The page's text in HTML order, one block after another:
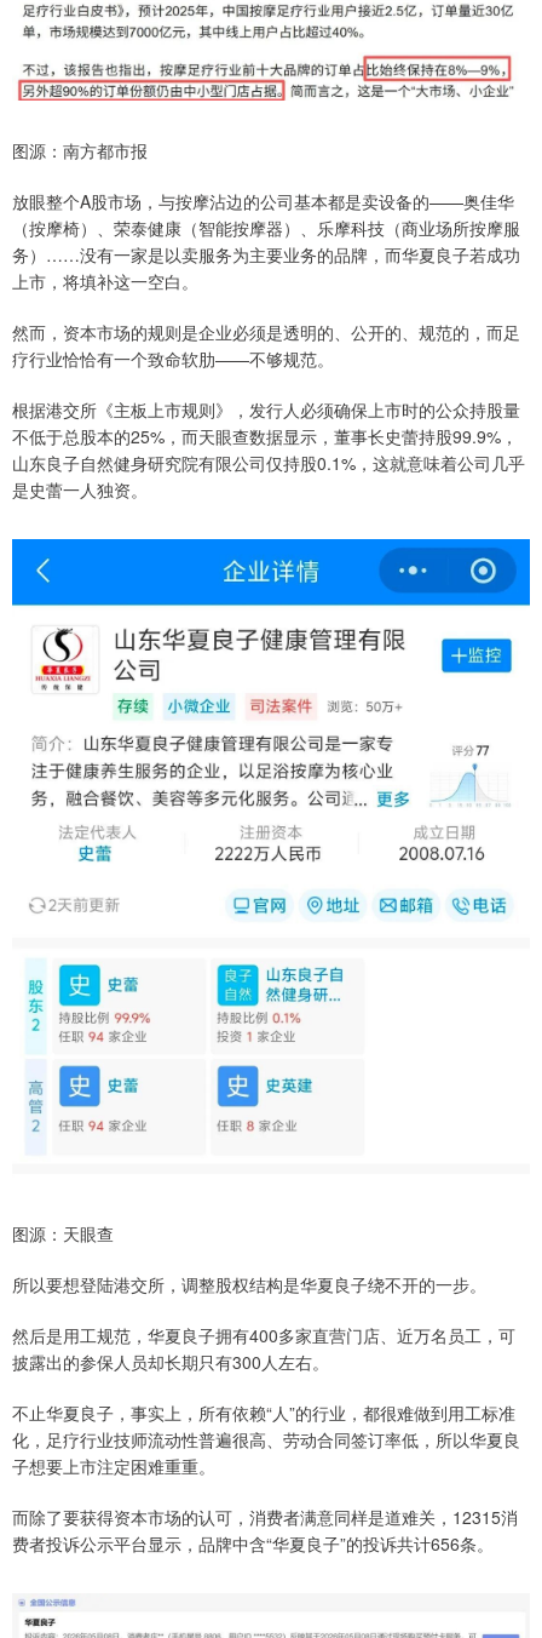
图源：南方都市报
放眼整个A股市场，与按摩沾边的公司基本都是卖设备的——奥佳华
（按摩椅）、荣泰健康（智能按摩器）、乐摩科技（商业场所按摩服
务）……没有一家是以卖服务为主要业务的品牌，而华夏良子若成功
上市，将填补这一空白。
然而，资本市场的规则是企业必须是透明的、公开的、规范的，而足
疗行业恰恰有一个致命软肋——不够规范。
根据港交所《主板上市规则》，发行人必须确保上市时的公众持股量
不低于总股本的25%，而天眼查数据显示，董事长史蕾持股99.9%，
山东良子自然健身研究院有限公司仅持股0.1%，这就意味着公司几乎
是史蕾一人独资。
图源：天眼查
所以要想登陆港交所，调整股权结构是华夏良子绕不开的一步。
然后是用工规范，华夏良子拥有400多家直营门店、近万名员工，可
披露出的参保人员却长期只有300人左右。
不止华夏良子，事实上，所有依赖“人”的行业，都很难做到用工标准
化，足疗行业技师流动性普遍很高、劳动合同签订率低，所以华夏良
子想要上市注定困难重重。
而除了要获得资本市场的认可，消费者满意同样是道难关，12315消
费者投诉公示平台显示，品牌中含“华夏良子”的投诉共计656条。